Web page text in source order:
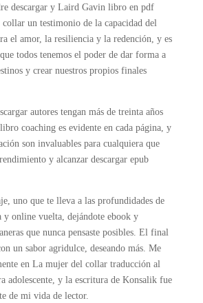
descargar y Laird Gavin libro en pdf
un testimonio de la capacidad del
el amor, la resiliencia y la redención, y es
todos tenemos el poder de dar forma a
y crear nuestros propios finales
autores tengan más de treinta años
coaching es evidente en cada página, y
son invaluables para cualquiera que
y alcanzar descargar epub
uno que te lleva a las profundidades de
y online vuelta, dejándote ebook y
que nunca pensaste posibles. El final
un sabor agridulce, deseando más. Me
en La mujer del collar traducción al
adolescente, y la escritura de Konsalik fue
de mi vida de lector.